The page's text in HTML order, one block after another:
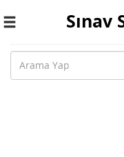
Toggle
Sınav